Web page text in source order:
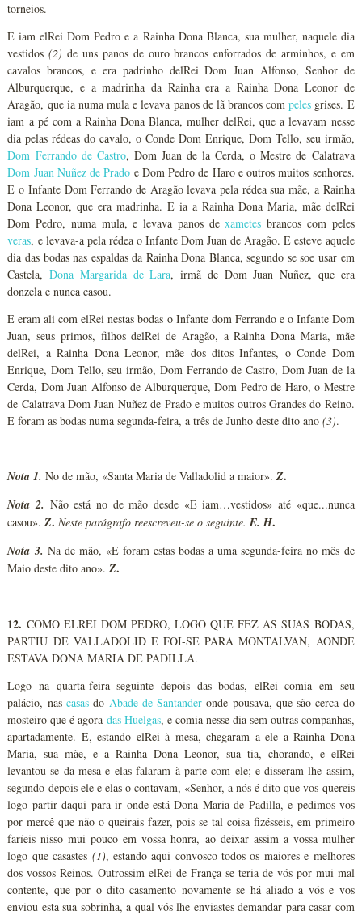
torneios.
E iam elRei Dom Pedro e a Rainha Dona Blanca, sua mulher, naquele dia
vestidos(2) de uns panos de ouro brancos enforrados de arminhos, e em
cavalos brancos, e era padrinho delRei Dom Juan Alfonso, Senhor de
Alburquerque, e a madrinha da Rainha era a Rainha Dona Leonor de
Aragão, que ia numa mula e levava panos de lã brancos compeles grises. E
iam a pé com a Rainha Dona Blanca, mulher delRei, que a levavam nesse
dia pelas rédeas do cavalo, o Conde Dom Enrique, Dom Tello, seu irmão,
Dom Ferrando de Castro, Dom Juan de la Cerda, o Mestre de Calatrava
Dom Juan Nuñez de Prado e Dom Pedro de Haro e outros muitos senhores.
E o Infante Dom Ferrando de Aragão levava pela rédea sua mãe, a Rainha
Dona Leonor, que era madrinha. E ia a Rainha Dona Maria, mãe delRei
Dom Pedro, numa mula, e levava panos dexametes brancos com peles
veras, e levava-a pela rédea o Infante Dom Juan de Aragão. E esteve aquele
dia das bodas nas espaldas da Rainha Dona Blanca, segundo se soe usar em
Castela,Dona Margarida de Lara, irmã de Dom Juan Nuñez, que era
donzela e nunca casou.
E eram ali com elRei nestas bodas o Infante dom Ferrando e o Infante Dom
Juan, seus primos, filhos delRei de Aragão, a Rainha Dona Maria, mãe
delRei, a Rainha Dona Leonor, mãe dos ditos Infantes, o Conde Dom
Enrique, Dom Tello, seu irmão, Dom Ferrando de Castro, Dom Juan de la
Cerda, Dom Juan Alfonso de Alburquerque, Dom Pedro de Haro, o Mestre
de Calatrava Dom Juan Nuñez de Prado e muitos outros Grandes do Reino.
E foram as bodas numa segunda-feira, a três de Junho deste dito ano(3).
Nota 1. No de mão, «Santa Maria de Valladolid a maior».Z.
Nota 2. Não está no de mão desde «E iam…vestidos» até «que...nunca
casou».Z. Neste parágrafo reescreveu-se o seguinte.E. H.
Nota 3. Na de mão, «E foram estas bodas a uma segunda-feira no mês de
Maio deste dito ano».Z.
12. COMO ELREI DOM PEDRO, LOGO QUE FEZ AS SUAS BODAS,
PARTIU DE VALLADOLID E FOI-SE PARA MONTALVAN, AONDE
ESTAVA DONA MARIA DE PADILLA.
Logo na quarta-feira seguinte depois das bodas, elRei comia em seu
palácio, nas casasdo Abade de Santander onde pousava, que são cerca do
mosteiro que é agora das Huelgas, e comia nesse dia sem outras companhas,
apartadamente. E, estando elRei à mesa, chegaram a ele a Rainha Dona
Maria, sua mãe, e a Rainha Dona Leonor, sua tia, chorando, e elRei
levantou-se da mesa e elas falaram à parte com ele; e disseram-lhe assim,
segundo depois ele e elas o contavam, «Senhor, a nós é dito que vos quereis
logo partir daqui para ir onde está Dona Maria de Padilla, e pedimos-vos
por mercê que não o queirais fazer, pois se tal coisa fizésseis, em primeiro
faríeis nisso mui pouco em vossa honra, ao deixar assim a vossa mulher
logo que casastes (1), estando aqui convosco todos os maiores e melhores
dos vossos Reinos. Outrossim elRei de França se teria de vós por mui mal
contente, que por o dito casamento novamente se há aliado a vós e vos
enviou esta sua sobrinha, a qual vós lhe enviastes demandar para casar com